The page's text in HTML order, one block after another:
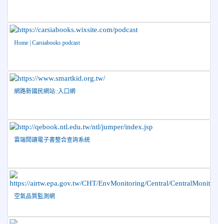
榮譽
國少年跆拳道錦標賽 榮獲佳績！
2026-06-10
榮譽
2026-06-09
榮譽
賀 本校籃球隊參加 2026花蓮縣第46屆假
日盃籃球賽 榮獲季軍！
2026-06-02
榮譽
賀 本校跆拳道隊參加 115年花蓮縣「縣
長盃」跆拳道錦標賽暨全國少年盃花蓮縣代表隊選拔賽 榮獲
2026-05-03
榮譽
賀! 本校參加全縣低年級英語口說比賽-
Show and Tell榮獲佳績
2026-04-30 國稅局「114年度綜合所得稅結算申報」宣導內
2026-04-27
榮譽
賀 本校籃球隊參加115年花蓮縣縣長盃籃
Home | Carsiabooks podcast
網路新國民網站::入口網
雲端閱讀電子書整合查詢系統
空氣品質監測網